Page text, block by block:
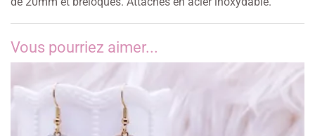
Vous pourriez aimer...